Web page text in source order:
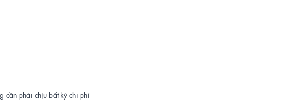
cần phải chịu bất kỳ chi phí